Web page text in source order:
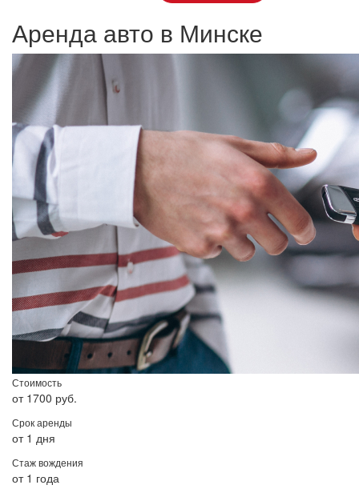
Аренда авто в Минске
Стоимость
от 1700 руб.
Срок аренды
от 1 дня
Стаж вождения
от 1 года